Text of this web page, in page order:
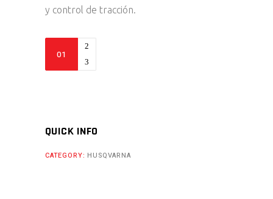
y control de tracción.
QUICK INFO
CATEGORY: HUSQVARNA